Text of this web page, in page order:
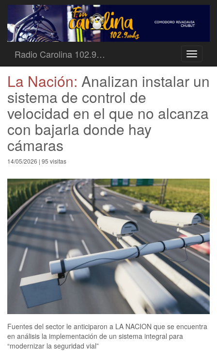
Toggle
Radio Carolina 102.9…
La Nación: Analizan instalar un
sistema de control de
velocidad en el que no alcanza
con bajarla donde hay
cámaras
14/05/2026 | 95 visitas
Fuentes del sector le anticiparon a LA NACION que se encuentra
en análisis la implementación de un sistema integral para
“modernizar la seguridad vial”